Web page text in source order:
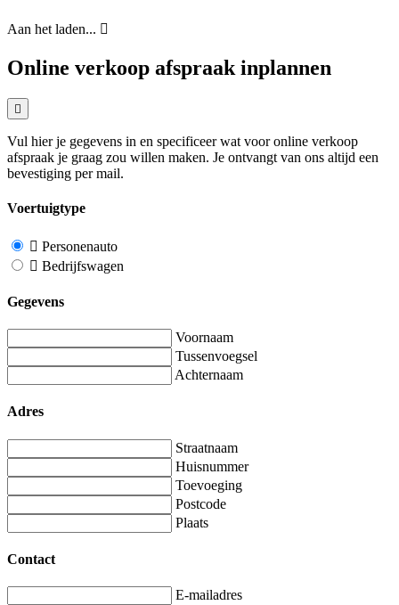
Aan het laden...
Online verkoop afspraak inplannen
Vul hier je gegevens in en specificeer wat voor online verkoop
afspraak je graag zou willen maken. Je ontvangt van ons altijd een
bevestiging per mail.
Voertuigtype
Personenauto
Bedrijfswagen
Gegevens
Voornaam
Tussenvoegsel
Achternaam
Adres
Straatnaam
Huisnummer
Toevoeging
Postcode
Plaats
Contact
E-mailadres